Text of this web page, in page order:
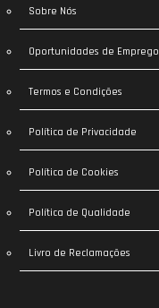
Sobre Nós
Oportunidades de Emprego
Termos e Condições
Política de Privacidade
Política de Cookies
Política de Qualidade
Livro de Reclamações